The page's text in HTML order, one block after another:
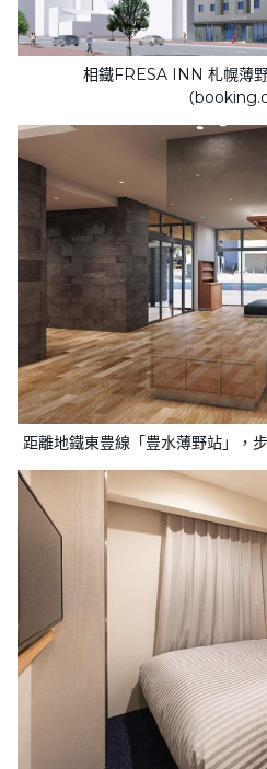
相鐵FRESA INN 札幌薄
（
距離地鐵東豊線「豊水薄野站」，